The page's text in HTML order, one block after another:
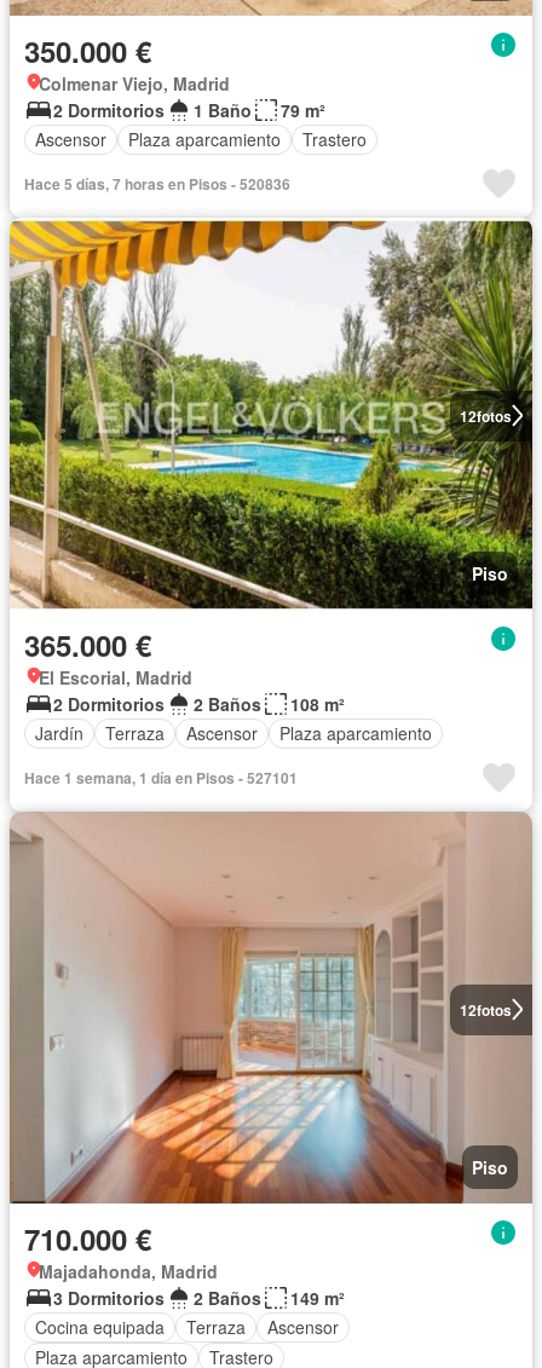
350.000 €
Colmenar Viejo, Madrid
2 Dormitorios
1 Baño
79 m²
Ascensor
Plaza aparcamiento Trastero
Hace 5 días, 7 horas en Pisos - 520836
12fotos
Piso
365.000 €
El Escorial, Madrid
2 Dormitorios
2 Baños
108 m²
Jardín
Terraza Ascensor Plaza aparcamiento
Hace 1 semana, 1 día en Pisos - 527101
12fotos
Piso
710.000 €
Majadahonda, Madrid
3 Dormitorios
2 Baños
149 m²
Cocina equipada
Terraza
Ascensor
Plaza aparcamiento
Trastero